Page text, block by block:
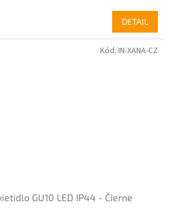
DETAIL
GU10 LED IP44 - Čierne
Kód: IN-XANA-CZ